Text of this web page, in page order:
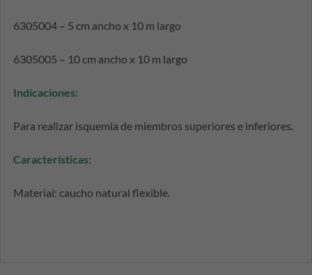
6305004 – 5 cm ancho x 10 m largo
6305005 – 10 cm ancho x 10 m largo
Indicaciones:
Para realizar isquemia de miembros superiores e inferiores.
Características:
Material: caucho natural flexible.